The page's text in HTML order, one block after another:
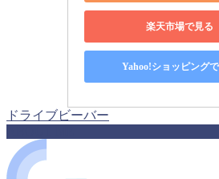
楽天市場で見る
Yahoo!ショッピング
ドライブビーバー